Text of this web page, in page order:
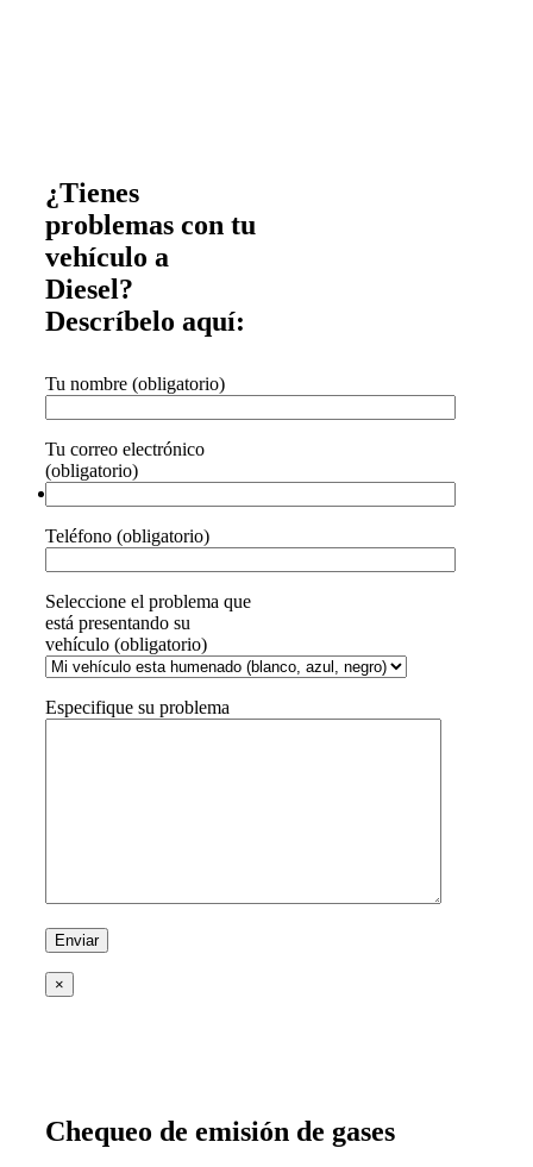
¿Tienes
problemas con tu
vehículo a
Diesel?
Descríbelo aquí:
Tu nombre (obligatorio)
Tu correo electrónico
(obligatorio)
Teléfono (obligatorio)
Seleccione el problema que
está presentando su
vehículo (obligatorio)
Especifique su problema
×
Chequeo de emisión de gases